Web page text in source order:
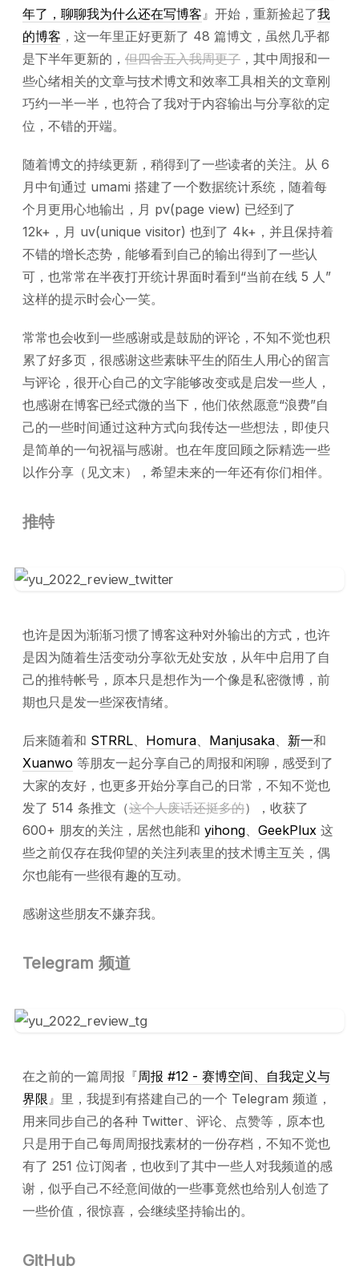
年了，聊聊我为什么还在写博客 』开始，重新捡起了我
的博客 ，这一年里正好更新了 48 篇博文，虽然几乎都
是下半年更新的， 但四舍五入我周更了 ，其中周报和一
些心绪相关的文章与技术博文和效率工具相关的文章刚
巧约一半一半，也符合了我对于内容输出与分享欲的定
位，不错的开端。
随着博文的持续更新，稍得到了一些读者的关注。从 6
月中旬通过 umami 搭建了一个数据统计系统，随着每
个月更用心地输出，月 pv(page view) 已经到了
12k+，月 uv(unique visitor) 也到了 4k+，并且保持着
不错的增长态势，能够看到自己的输出得到了一些认
可，也常常在半夜打开统计界面时看到“当前在线 5 人”
这样的提示时会心一笑。
常常也会收到一些感谢或是鼓励的评论，不知不觉也积
累了好多页，很感谢这些素昧平生的陌生人用心的留言
与评论，很开心自己的文字能够改变或是启发一些人，
也感谢在博客已经式微的当下，他们依然愿意“浪费”自
己的一些时间通过这种方式向我传达一些想法，即使只
是简单的一句祝福与感谢。也在年度回顾之际精选一些
以作分享（见文末），希望未来的一年还有你们相伴。
推特
也许是因为渐渐习惯了博客这种对外输出的方式，也许
是因为随着生活变动分享欲无处安放，从年中启用了自
己的推特帐号，原本只是想作为一个像是私密微博，前
期也只是发一些深夜情绪。
后来随着和 STRRL、 Homura、 Manjusaka、 新一和
Xuanwo 等朋友一起分享自己的周报和闲聊，感受到了
大家的友好，也更多开始分享自己的日常，不知不觉也
发了 514 条推文（这个人废话还挺多的），收获了
600+ 朋友的关注，居然也能和 yihong、 GeekPlux 这
些之前仅存在我仰望的关注列表里的技术博主互关，偶
尔也能有一些很有趣的互动。
感谢这些朋友不嫌弃我。
Telegram 频道
在之前的一篇周报『周报 #12 - 赛博空间、自我定义与
界限』里，我提到有搭建自己的一个 Telegram 频道，
用来同步自己的各种 Twitter、评论、点赞等，原本也
只是用于自己每周周报找素材的一份存档，不知不觉也
有了 251 位订阅者，也收到了其中一些人对我频道的感
谢，似乎自己不经意间做的一些事竟然也给别人创造了
一些价值，很惊喜，会继续坚持输出的。
GitHub